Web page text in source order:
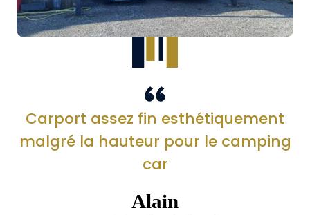
Carport assez fin esthétiquement
malgré la hauteur pour le camping
car
Alain